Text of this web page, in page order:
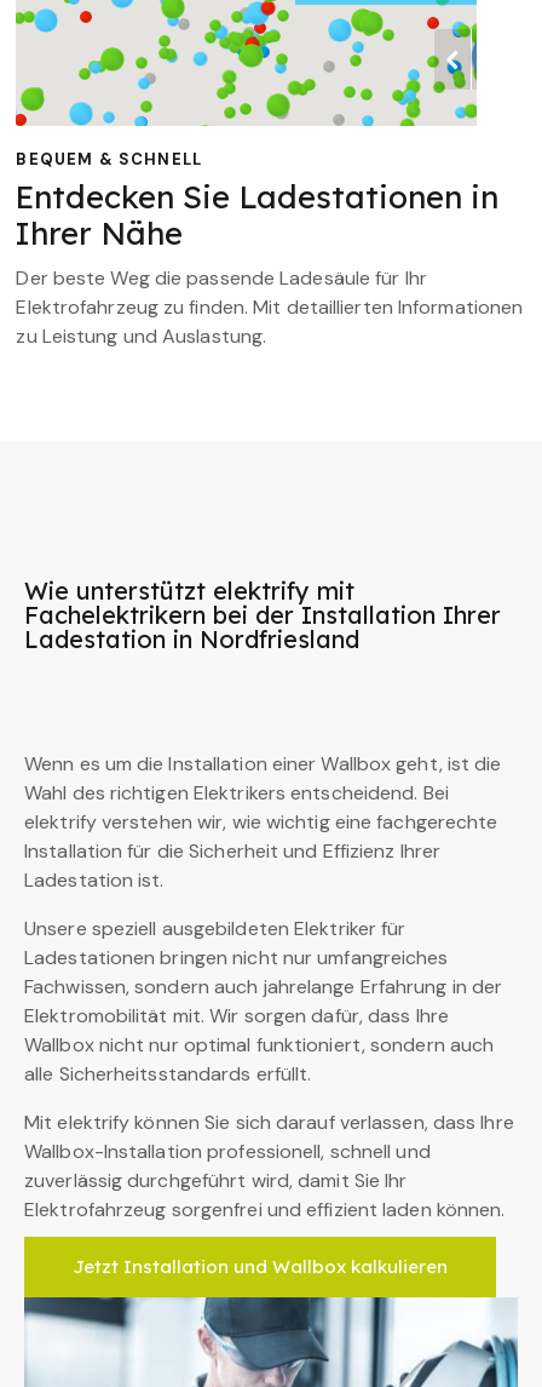
BEQUEM & SCHNELL
Entdecken Sie Ladestationen in
Ihrer Nähe
Der beste Weg die passende Ladesäule für Ihr
Elektrofahrzeug zu finden. Mit detaillierten Informationen
zu Leistung und Auslastung.
Wie unterstützt elektrify mit
Fachelektrikern bei der Installation Ihrer
Ladestation in Nordfriesland
Wenn es um die Installation einer Wallbox geht, ist die
Wahl des richtigen Elektrikers entscheidend. Bei
elektrify verstehen wir, wie wichtig eine fachgerechte
Installation für die Sicherheit und Effizienz Ihrer
Ladestation ist.
Unsere speziell ausgebildeten Elektriker für
Ladestationen bringen nicht nur umfangreiches
Fachwissen, sondern auch jahrelange Erfahrung in der
Elektromobilität mit. Wir sorgen dafür, dass Ihre
Wallbox nicht nur optimal funktioniert, sondern auch
alle Sicherheitsstandards erfüllt.
Mit elektrify können Sie sich darauf verlassen, dass Ihre
Wallbox-Installation professionell, schnell und
zuverlässig durchgeführt wird, damit Sie Ihr
Elektrofahrzeug sorgenfrei und effizient laden können.
Jetzt Installation und Wallbox kalkulieren